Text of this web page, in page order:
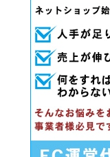
【8月】なが